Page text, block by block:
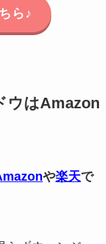
ら♪
ウはAmazon
や楽天で